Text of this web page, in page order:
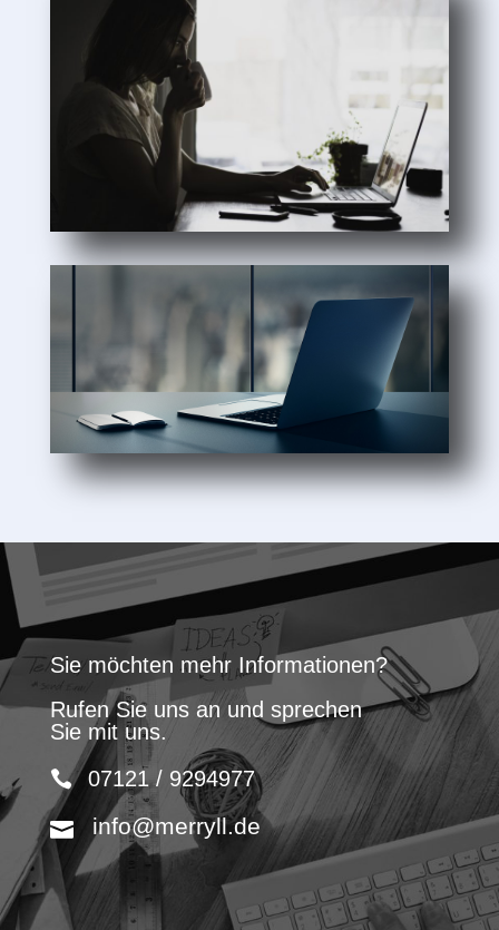
Sie möchten mehr Informationen?
Rufen Sie uns an und sprechen
Sie mit uns.
07121 / 9294977
info@merryll.de